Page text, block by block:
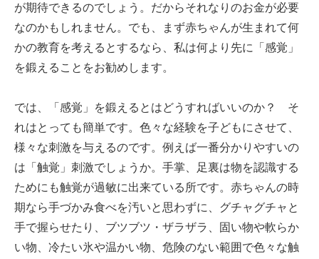
が期待できるのでしょう。だからそれなりのお金が必要
なのかもしれません。でも、まず赤ちゃんが生まれて何
かの教育を考えるとするなら、私は何より先に「感覚」
を鍛えることをお勧めします。
では、「感覚」を鍛えるとはどうすればいいのか？ そ
れはとっても簡単です。色々な経験を子どもにさせて、
様々な刺激を与えるのです。例えば一番分かりやすいの
は「触覚」刺激でしょうか。手掌、足裏は物を認識する
ためにも触覚が過敏に出来ている所です。赤ちゃんの時
期なら手づかみ食べを汚いと思わずに、グチャグチャと
手で握らせたり、ブツブツ・ザラザラ、固い物や軟らか
い物、冷たい氷や温かい物、危険のない範囲で色々な触